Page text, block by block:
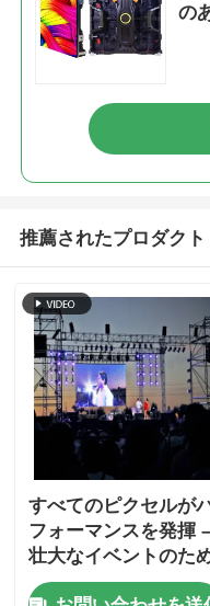
の
推薦されたプロダクト
すべてのピクセルが
フォーマンスを発揮 –
壮大なイベントのた
の Visual GS シリー